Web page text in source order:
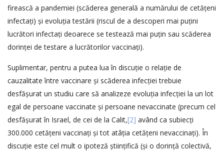
firească a pandemiei (scăderea generală a numărului de cetățeni
infectați) și evoluția testării (riscul de a descoperi mai puțini
lucrători infectați deoarece se testează mai puțin sau scăderea
dorinței de testare a lucrătorilor vaccinați).
Suplimentar, pentru a putea lua în discuție o relație de
cauzalitate între vaccinare și scăderea infecției trebuie
desfășurat un studiu care să analizeze evoluția infecției la un lot
egal de persoane vaccinate și persoane nevaccinate (precum cel
desfășurat în Israel, de cei de la Calit,[2] având ca subiecți
300.000 cetățeni vaccinați și tot atâția cetățeni nevaccinați). În
discuție este cel mult o ipoteză științifică (și o dorință colectivă,